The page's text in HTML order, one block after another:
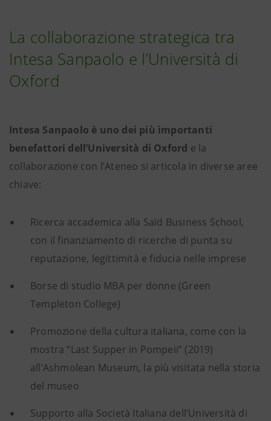
La collaborazione strategica tra
Intesa Sanpaolo e l’Università di
Oxford
Intesa Sanpaolo è uno dei più importanti
benefattori dell’Università di Oxford e la
collaborazione con l’Ateneo si articola in diverse aree
chiave:
Ricerca accademica alla Saïd Business School,
con il finanziamento di ricerche di punta su
reputazione, legittimità e fiducia nelle imprese
Borse di studio MBA per donne (Green
Templeton College)
Promozione della cultura italiana, come con la
mostra “Last Supper in Pompeii” (2019)
all’Ashmolean Museum, la più visitata nella storia
del museo
Supporto alla Società Italiana dell’Università di